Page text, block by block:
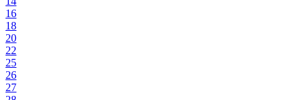
16
18
20
22
25
26
27